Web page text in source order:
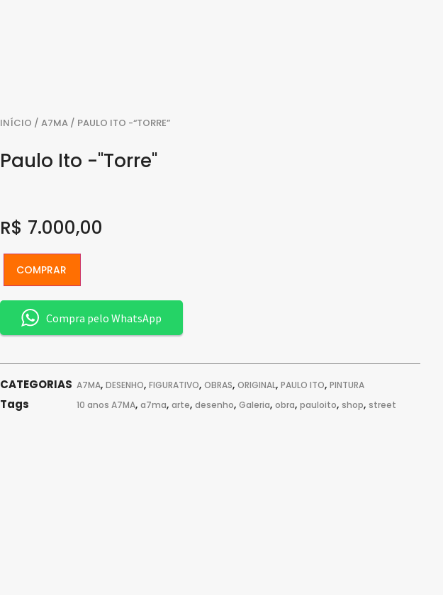
INÍCIO /A7MA / PAULO ITO -“TORRE”
Paulo Ito -"Torre"
R$ 7.000,00
COMPRAR
Compra pelo WhatsApp
CATEGORIAS A7MA,DESENHO,FIGURATIVO,OBRAS,ORIGINAL,PAULO ITO,PINTURA
Tags 10 anos A7MA,a7ma,arte,desenho,Galeria,obra,pauloito, shop, street